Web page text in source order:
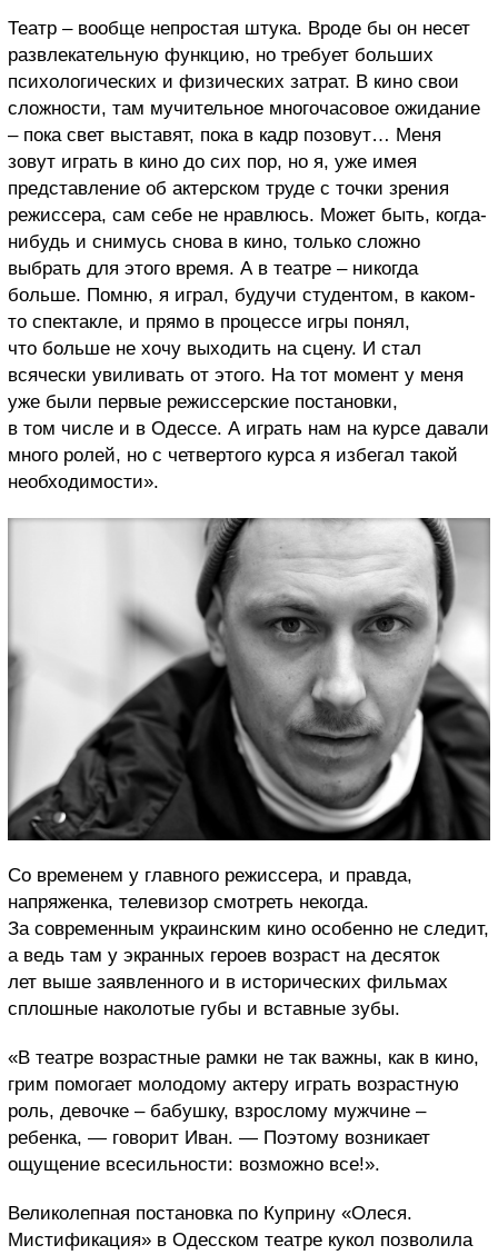
Театр – вообще непростая штука. Вроде бы он несет
развлекательную функцию, но требует больших
психологических и физических затрат. В кино свои
сложности, там мучительное многочасовое ожидание
– пока свет выставят, пока в кадр позовут… Меня
зовут играть в кино до сих пор, но я, уже имея
представление об актерском труде с точки зрения
режиссера, сам себе не нравлюсь. Может быть, когда-
нибудь и снимусь снова в кино, только сложно
выбрать для этого время. А в театре – никогда
больше. Помню, я играл, будучи студентом, в каком-
то спектакле, и прямо в процессе игры понял,
что больше не хочу выходить на сцену. И стал
всячески увиливать от этого. На тот момент у меня
уже были первые режиссерские постановки,
в том числе и в Одессе. А играть нам на курсе давали
много ролей, но с четвертого курса я избегал такой
необходимости».
Со временем у главного режиссера, и правда,
напряженка, телевизор смотреть некогда.
За современным украинским кино особенно не следит,
а ведь там у экранных героев возраст на десяток
лет выше заявленного и в исторических фильмах
сплошные наколотые губы и вставные зубы.
«В театре возрастные рамки не так важны, как в кино,
грим помогает молодому актеру играть возрастную
роль, девочке – бабушку, взрослому мужчине –
ребенка, — говорит Иван. — Поэтому возникает
ощущение всесильности: возможно все!».
Великолепная постановка по Куприну «Олеся.
Мистификация» в Одесском театре кукол позволила